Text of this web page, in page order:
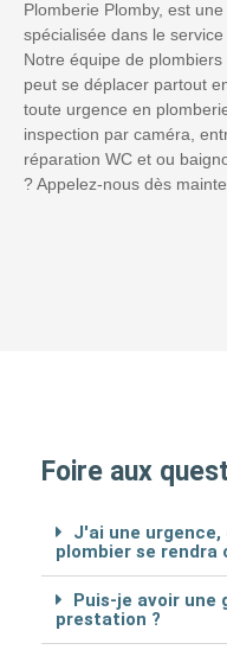
Plomberie Plomby, est
spécialisée dans le
Notre équipe de
peut se déplacer partout
toute urgence en
inspection par caméra,
réparation WC et ou
? Appelez-nous dès
Foire aux
J'ai une
plombier se rendra
Puis-je avoir une
prestation ?